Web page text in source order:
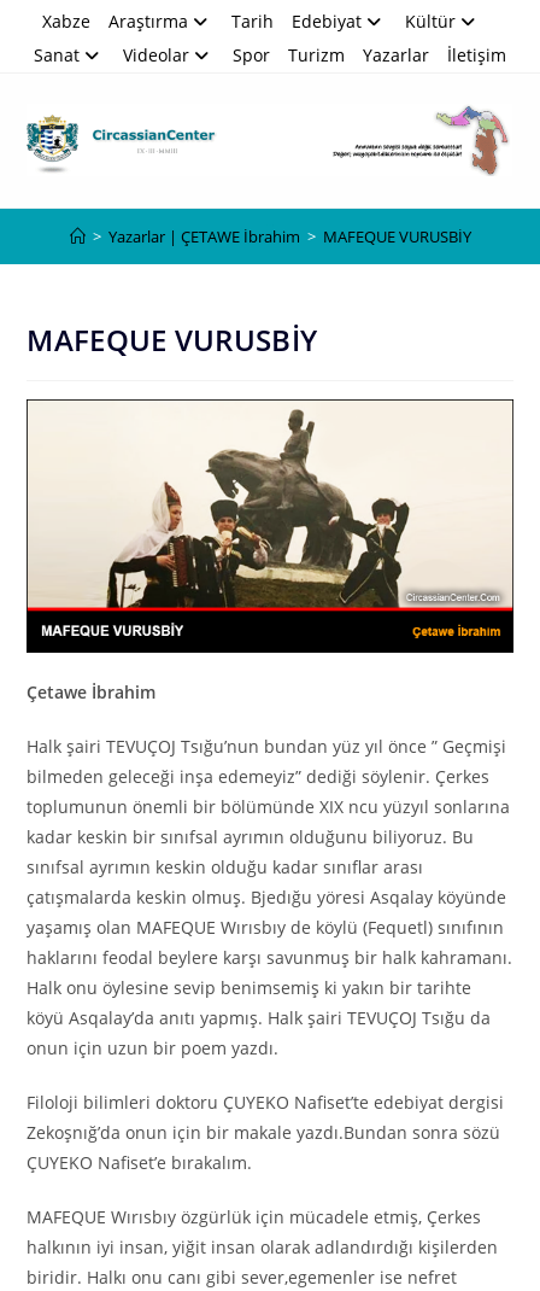
Xabze Araştırma Tarih Edebiyat
Kültür
Sanat
Videolar Spor Turizm Yazarlar İletişim
> Yazarlar | ÇETAWE İbrahim > MAFEQUE VURUSBİY
MAFEQUE VURUSBİY
Çetawe İbrahim
Halk şairi TEVUÇOJ Tsığu’nun bundan yüz yıl önce ” Geçmişi
bilmeden geleceği inşa edemeyiz” dediği söylenir. Çerkes
toplumunun önemli bir bölümünde XIX ncu yüzyıl sonlarına
kadar keskin bir sınıfsal ayrımın olduğunu biliyoruz. Bu
sınıfsal ayrımın keskin olduğu kadar sınıflar arası
çatışmalarda keskin olmuş. Bjedığu yöresi Asqalay köyünde
yaşamış olan MAFEQUE Wırısbıy de köylü (Fequetl) sınıfının
haklarını feodal beylere karşı savunmuş bir halk kahramanı.
Halk onu öylesine sevip benimsemiş ki yakın bir tarihte
köyü Asqalay’da anıtı yapmış. Halk şairi TEVUÇOJ Tsığu da
onun için uzun bir poem yazdı.
Filoloji bilimleri doktoru ÇUYEKO Nafiset’te edebiyat dergisi
Zekoşnığ’da onun için bir makale yazdı.Bundan sonra sözü
ÇUYEKO Nafiset’e bırakalım.
MAFEQUE Wırısbıy özgürlük için mücadele etmiş, Çerkes
halkının iyi insan, yiğit insan olarak adlandırdığı kişilerden
biridir. Halkı onu canı gibi sever,egemenler ise nefret